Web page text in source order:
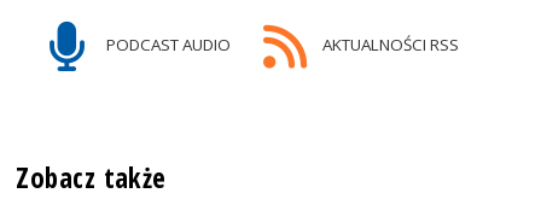
PODCAST AUDIO AKTUALNOŚCI RSS
Zobacz także